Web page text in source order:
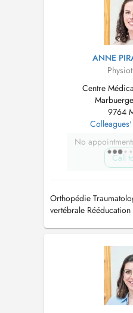
ANNE
Centre
9764
No
Call
Orthopédie
vertébrale